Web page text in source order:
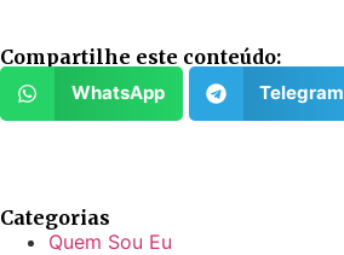
Compartilhe este conteúdo:
WhatsApp Telegram
Categorias
Quem Sou Eu